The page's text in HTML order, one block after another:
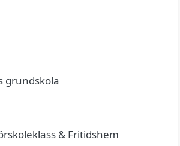
grundskola
& Fritidshem